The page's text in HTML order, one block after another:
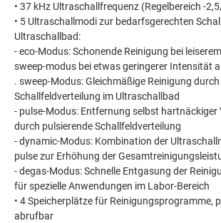
• 37 kHz Ultraschallfrequenz (Regelbereich -
• 5 Ultraschallmodi zur bedarfsgerechten
Ultraschallbad:
- eco-Modus: Schonende Reinigung bei
sweep-modus bei etwas geringerer Intensität
. sweep-Modus: Gleichmäßige Reinigung
Schallfeldverteilung im Ultraschallbad
- pulse-Modus: Entfernung selbst hartnäckiger
durch pulsierende Schallfeldverteilung
- dynamic-Modus: Kombination der
pulse zur Erhöhung der
- degas-Modus: Schnelle Entgasung der
für spezielle Anwendungen im Labor-Bereich
• 4 Speicherplätze für Reinigungsprogramme,
abrufbar